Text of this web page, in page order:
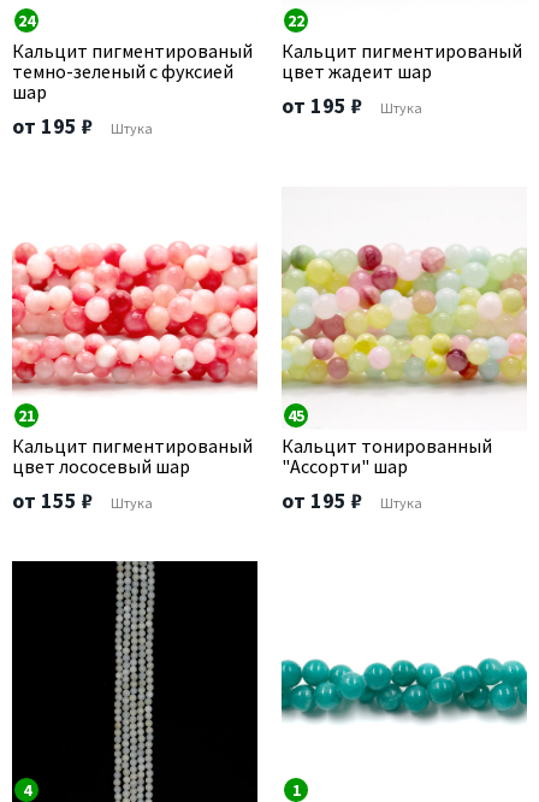
24
Кальцит пигментированый
темно-зеленый с фуксией
шар
от 195 ₽ Штука
22
Кальцит пигментированый
цвет жадеит шар
от 195 ₽ Штука
21
Кальцит пигментированый
цвет лососевый шар
от 155 ₽ Штука
45
Кальцит тонированный
"Ассорти" шар
от 195 ₽ Штука
4 1